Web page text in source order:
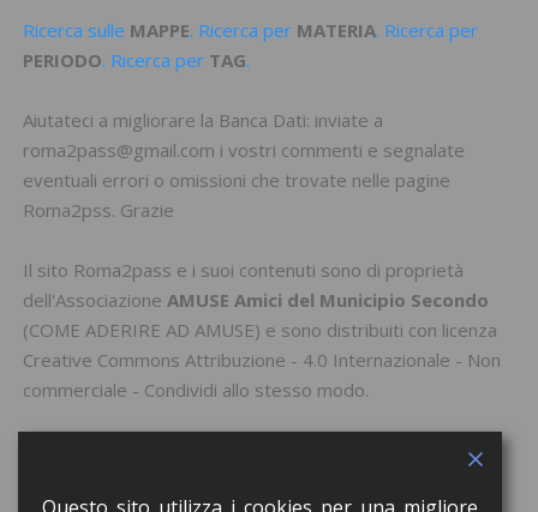
Ricerca sulle MAPPE. Ricerca per MATERIA. Ricerca per
PERIODO. Ricerca per TAG.
Aiutateci a migliorare la Banca Dati: inviate a
roma2pass@gmail.com i vostri commenti e segnalate
eventuali errori o omissioni che trovate nelle pagine
Roma2pss. Grazie
Il sito Roma2pass e i suoi contenuti sono di proprietà
dell'Associazione AMUSE Amici del Municipio Secondo
(COME ADERIRE AD AMUSE) e sono distribuiti con licenza
Creative Commons Attribuzione - 4.0 Internazionale - Non
commerciale - Condividi allo stesso modo.